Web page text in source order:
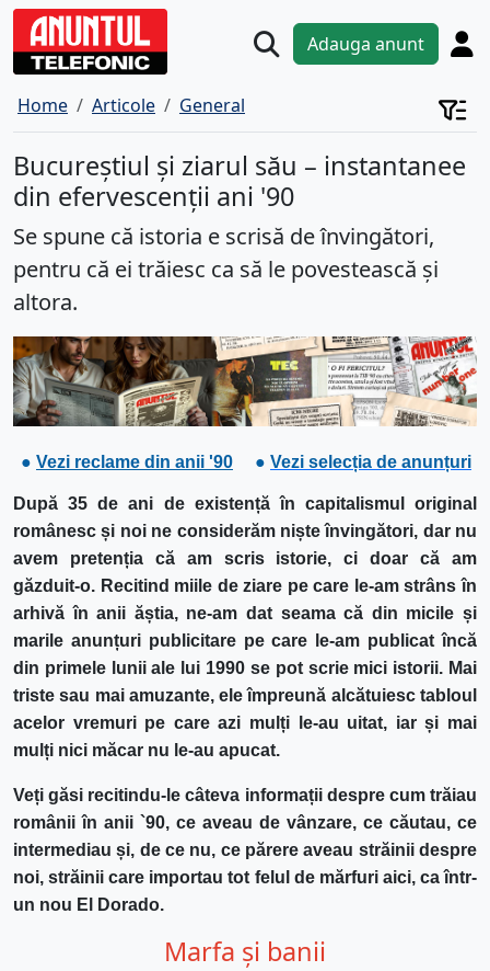
Adauga anunt
Home Articole General
Bucureștiul și ziarul său – instantanee
din efervescenții ani '90
Se spune că istoria e scrisă de învingători,
pentru că ei trăiesc ca să le povestească și
altora.
● Vezi reclame din anii '90 ● Vezi selecția de anunțuri
După 35 de ani de existență în capitalismul original
românesc și noi ne considerăm niște învingători, dar nu
avem pretenția că am scris istorie, ci doar că am
găzduit-o. Recitind miile de ziare pe care le-am strâns în
arhivă în anii ăștia, ne-am dat seama că din micile și
marile anunțuri publicitare pe care le-am publicat încă
din primele lunii ale lui 1990 se pot scrie mici istorii. Mai
triste sau mai amuzante, ele împreună alcătuiesc tabloul
acelor vremuri pe care azi mulți le-au uitat, iar și mai
mulți nici măcar nu le-au apucat.
Veți găsi recitindu-le câteva informații despre cum trăiau
românii în anii `90, ce aveau de vânzare, ce căutau, ce
intermediau și, de ce nu, ce părere aveau străinii despre
noi, străinii care importau tot felul de mărfuri aici, ca într-
un nou El Dorado.
Marfa și banii